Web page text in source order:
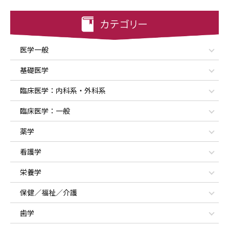
医学一般
基礎医学
臨床医学：内科系・外科系
臨床医学：一般
薬学
看護学
栄養学
保健／福祉／介護
歯学